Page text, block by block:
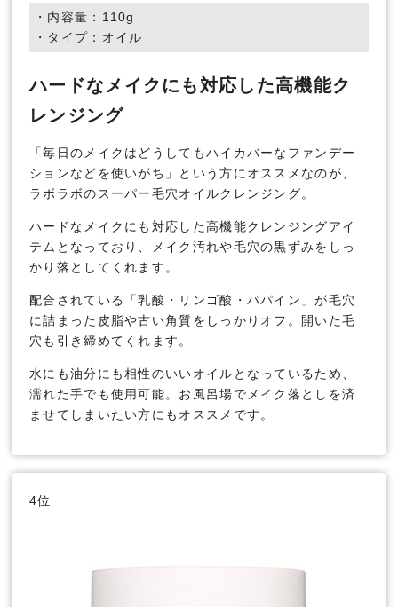
・内容量：110g
・タイプ：オイル
ハードなメイクにも対応した高機能ク
レンジング
「毎日のメイクはどうしてもハイカバーなファンデー
ションなどを使いがち」という方にオススメなのが、
ラボラボのスーパー毛穴オイルクレンジング。
ハードなメイクにも対応した高機能クレンジングアイ
テムとなっており、メイク汚れや毛穴の黒ずみをしっ
かり落としてくれます。
配合されている「乳酸・リンゴ酸・パパイン」が毛穴
に詰まった皮脂や古い角質をしっかりオフ。開いた毛
穴も引き締めてくれます。
水にも油分にも相性のいいオイルとなっているため、
濡れた手でも使用可能。お風呂場でメイク落としを済
ませてしまいたい方にもオススメです。
4位